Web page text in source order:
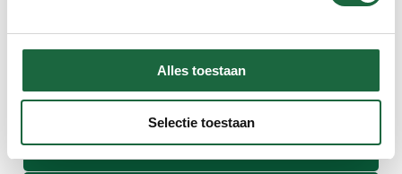
Alles toestaan
Selectie toestaan
Groenlipmossel